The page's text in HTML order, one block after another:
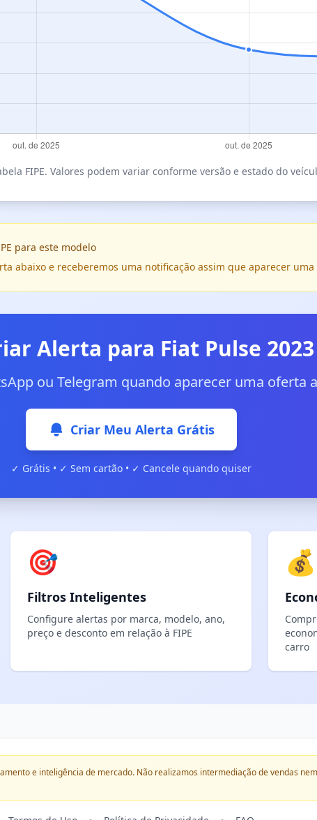
FIPE. Valores podem variar conforme versão e estado do
para este modelo
abaixo e receberemos uma notificação assim que aparecer
Alerta para Fiat Pulse 2023
ou Telegram quando aparecer uma oferta
Criar Meu Alerta Grátis
✓ Grátis • ✓ Sem cartão • ✓ Cancele quando quiser
🎯
Filtros Inteligentes
Configure alertas por marca, modelo, ano,
preço e desconto em relação à FIPE
💰
carro
e inteligência de mercado. Não realizamos intermediação de vendas